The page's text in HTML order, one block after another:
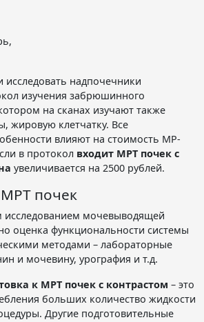
надпочечники
изучения забрюшинного
на сканах изучают также
жировую клетчатку. Все
влияют на стоимость МР-
в протокол входит МРТ почек с
увеличивается на 2500 рублей.
МРТ почек
исследованием мочевыводящей
оценка функциональности системы
методами – лабораторные
и мочевину, урография и т.д.
к МРТ почек с контрастом – это
больших количество жидкости
Другие подготовительные